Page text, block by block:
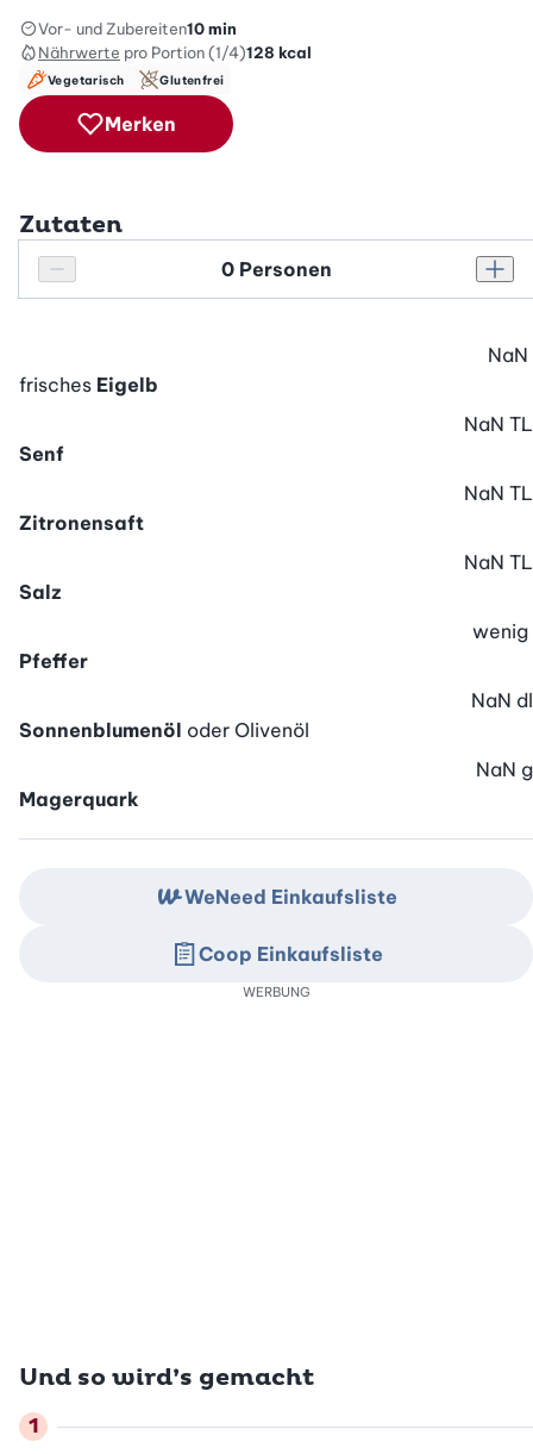
Vor- und Zubereiten10 min
Nährwerte pro Portion (1/4)128 kcal
Vegetarisch Glutenfrei
Merken
Zutaten
Personenanzahl verringern
Personenanzahl
frisches Eigelb
NaN
Senf
NaN TL
Zitronensaft
NaN TL
Salz
NaN TL
Pfeffer
wenig
Sonnenblumenöl oder Olivenöl
NaN dl
Magerquark
NaN g
Und so wird’s gemacht
WeNeed Einkaufsliste
Coop Einkaufsliste
WERBUNG